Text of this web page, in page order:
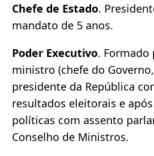
Chefe de Estado.
mandato de 5 anos.
Poder Executivo.
ministro (chefe do
presidente da República
resultados eleitorais e
políticas com assento
Conselho de Ministros.